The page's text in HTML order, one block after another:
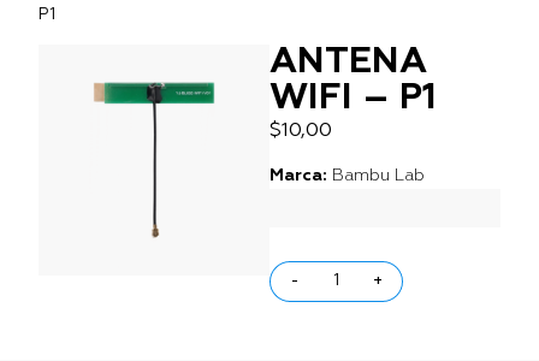
P1
ANTENA
WIFI – P1
$10,00
Marca: Bambu Lab
- +